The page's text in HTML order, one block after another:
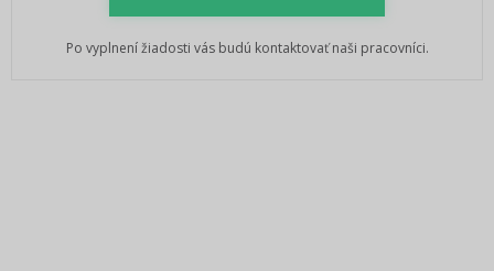
Po vyplnení žiadosti vás budú kontaktovať naši pracovníci.